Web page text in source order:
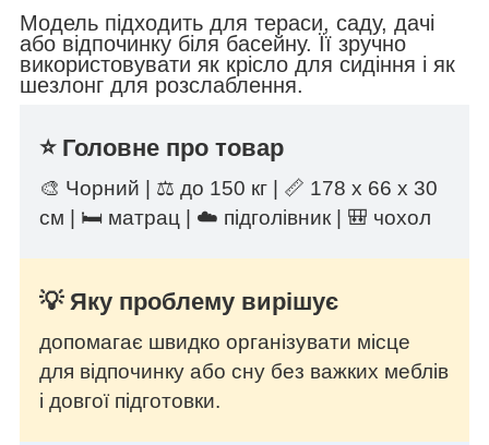
Модель підходить для тераси, саду, дачі
або відпочинку біля басейну. Її зручно
використовувати як крісло для сидіння і як
шезлонг для розслаблення.
⭐ Головне про товар
🎨 Чорний | ⚖️ до 150 кг | 📏 178 х 66 х 30
см | 🛏️ матрац | ☁️ підголівник | 🎒 чохол
💡 Яку проблему вирішує
допомагає швидко організувати місце
для відпочинку або сну без важких меблів
і довгої підготовки.